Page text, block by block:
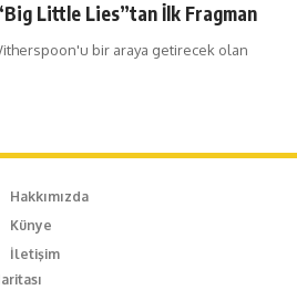
Little Lies”tan İlk Fragman
bir araya getirecek olan
Hakkımızda
Künye
İletişim